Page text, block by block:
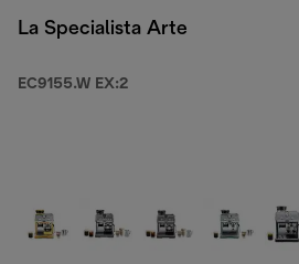
La Specialista Arte
EC9155.W EX:2